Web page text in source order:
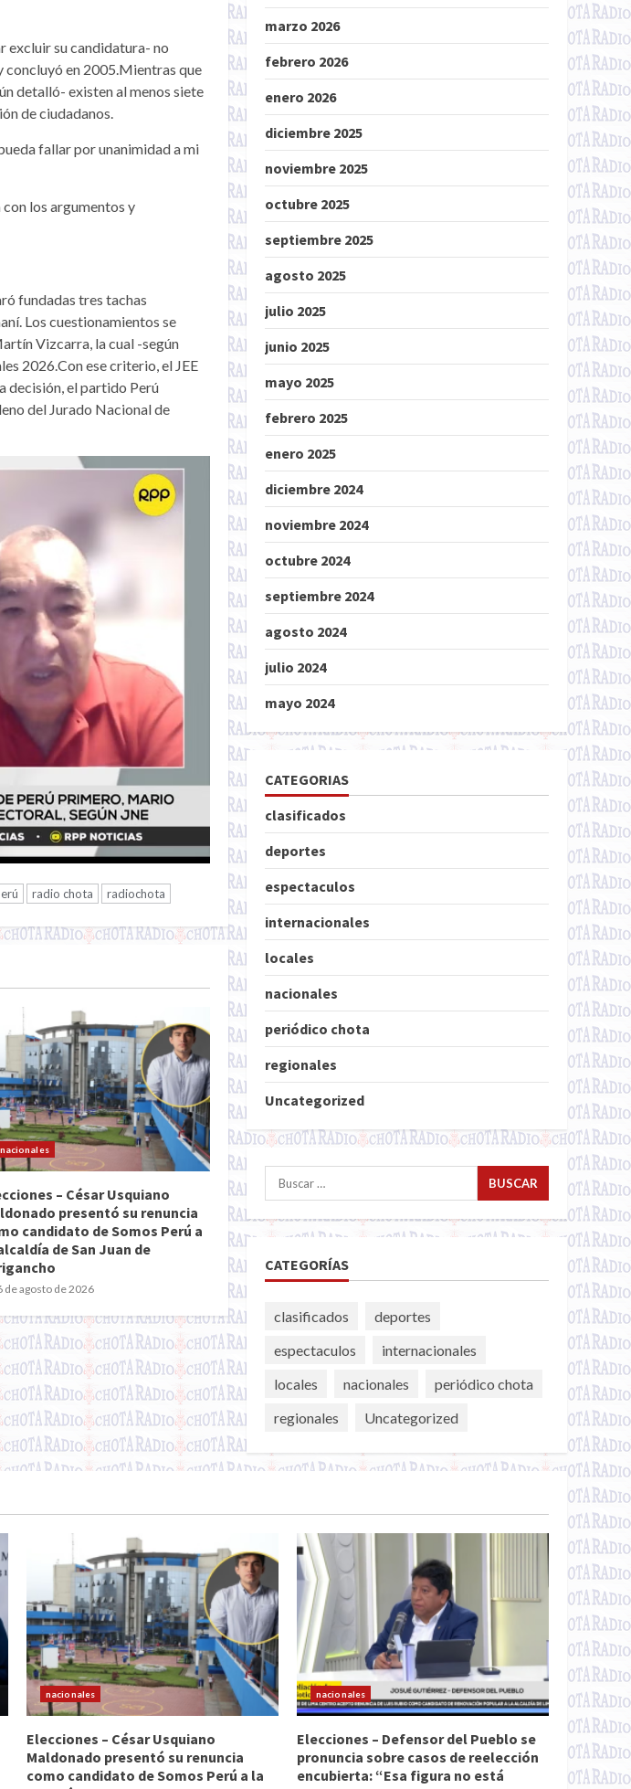
excluir su candidatura- no
concluyó en 2005.Mientras que
detalló- existen al menos siete
de ciudadanos.
fallar por unanimidad a mi
los argumentos y
fundadas tres tachas
Los cuestionamientos se
Vizcarra, la cual -según
2026.Con ese criterio, el JEE
decisión, el partido Perú
del Jurado Nacional de
radio chota radiochota
nacionales
– César Usquiano
presentó su renuncia
candidato de Somos Perú a
de San Juan de
de agosto de 2026
marzo 2026
febrero 2026
enero 2026
diciembre 2025
noviembre 2025
octubre 2025
septiembre 2025
agosto 2025
julio 2025
junio 2025
mayo 2025
febrero 2025
enero 2025
diciembre 2024
noviembre 2024
octubre 2024
septiembre 2024
agosto 2024
julio 2024
mayo 2024
CATEGORIAS
clasificados
deportes
espectaculos
internacionales
locales
nacionales
periódico chota
regionales
Uncategorized
Buscar:
CATEGORÍAS
clasificados
deportes
espectaculos
internacionales
locales
nacionales
periódico chota
regionales
Uncategorized
nacionales
Elecciones – César Usquiano
Maldonado presentó su renuncia
como candidato de Somos Perú a la
nacionales
Elecciones – Defensor del Pueblo se
pronuncia sobre casos de reelección
encubierta: “Esa figura no está